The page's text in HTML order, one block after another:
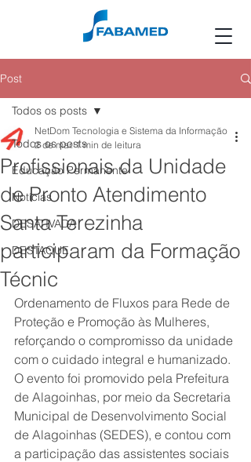
Post
Todos os posts
Educação Permanente
Notícias
DESATIVADA
DESTAQUE
Todos os posts
Profissionais da Unidade
de Pronto Atendimento
Santa Terezinha
participaram da Formação
Técnic
NetDom Tecnologia e Sistema da Informação
2 de mar. 1 min de leitura
Ordenamento de Fluxos para Rede de
Proteção e Promoção às Mulheres,
reforçando o compromisso da unidade
com o cuidado integral e humanizado.
O evento foi promovido pela Prefeitura
de Alagoinhas, por meio da Secretaria
Municipal de Desenvolvimento Social
de Alagoinhas (SEDES), e contou com
a participação das assistentes sociais